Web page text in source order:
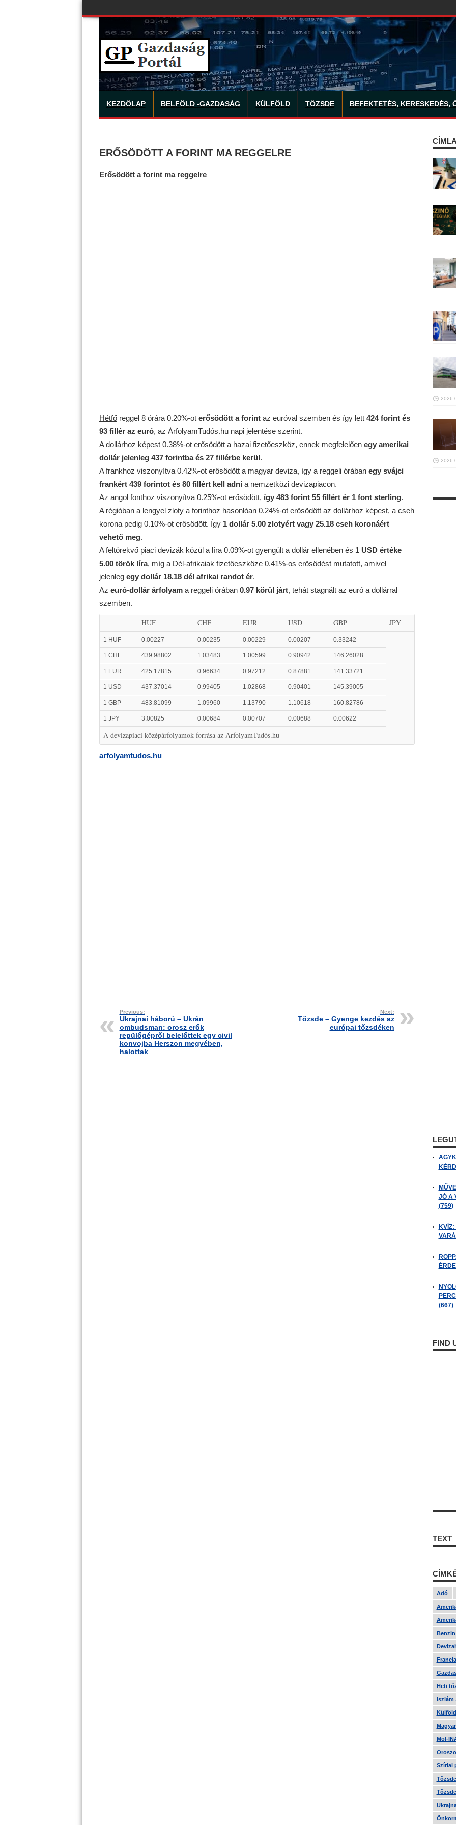
KEZDŐLAP BELFÖLD -GAZDASÁG KÜLFÖLD TŐZSDE BEFEKTETÉS, KERESKEDÉS,
ERŐSÖDÖTT A FORINT MA REGGELRE
Erősödött a forint ma reggelre
Hétfőreggel 8 órára 0.20%-ot erősödött a forintaz euróval szemben és így lett 424 forint és
93 fillér az euró, az ÁrfolyamTudós.hu napi jelentése szerint.
A dollárhoz képest 0.38%-ot erősödött a hazai fizetőeszköz, ennek megfelelően egy amerikai
dollár jelenleg 437 forintba és 27 fillérbe kerül.
A frankhoz viszonyítva 0.42%-ot erősödött a magyar deviza, így a reggeli órában egy svájci
frankért 439 forintot és 80 fillért kell adni a nemzetközi devizapiacon.
Az angol fonthoz viszonyítva 0.25%-ot erősödött, így 483 forint 55 fillért ér 1 font sterling.
A régióban a lengyel zloty a forinthoz hasonlóan 0.24%-ot erősödött az dollárhoz képest, a cseh
korona pedig 0.10%-ot erősödött. Így 1 dollár 5.00 zlotyért vagy 25.18 cseh koronáért
vehető meg.
A feltörekvő piaci devizák közül a líra 0.09%-ot gyengült a dollár ellenében és 1 USD értéke
5.00 török líra, míg a Dél-afrikaiak fizetőeszköze 0.41%-os erősödést mutatott, amivel
jelenleg egy dollár 18.18 dél afrikai randot ér.
Az euró-dollár árfolyama reggeli órában 0.97 körül járt, tehát stagnált az euró a dollárral
szemben.
HUF CHF EUR USD GBP JPY
1 HUF 0.00227 0.00235 0.00229 0.00207 0.33242
1 CHF 439.98802 1.03483 1.00599 0.90942 146.26028
1 EUR 425.17815 0.96634 0.97212 0.87881 141.33721
1 USD 437.37014 0.99405 1.02868 0.90401 145.39005
1 GBP 483.81099 1.09960 1.13790 1.10618 160.82786
1 JPY 3.00825 0.00684 0.00707 0.00688 0.00622
A devizapiaci középárfolyamok forrása az ÁrfolyamTudós.hu
arfolyamtudos.hu
Previous:
Ukrajnai háború – Ukrán
ombudsman: orosz erők
repülőgépről belelőttek egy civil
konvojba Herszon megyében,
halottak
Next:
Tőzsde – Gyenge kezdés az
európai tőzsdéken
2026-
2026-
JÓ A
(759)
KVÍZ:
(667)
FIND
TEXT
Adó
Benzin
Heti
Iszlám
Mol-
Szíriai